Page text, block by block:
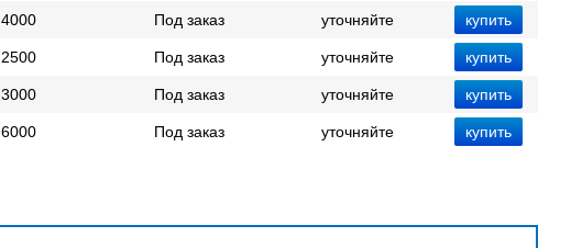
4000 Под заказ уточняйте
2500 Под заказ уточняйте
3000 Под заказ уточняйте
6000 Под заказ уточняйте